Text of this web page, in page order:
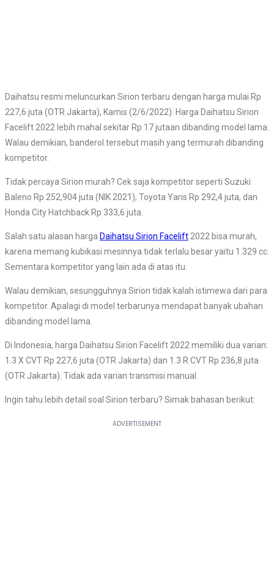
Daihatsu resmi meluncurkan Sirion terbaru dengan harga mulai Rp
227,6 juta (OTR Jakarta), Kamis (2/6/2022). Harga Daihatsu Sirion
Facelift 2022 lebih mahal sekitar Rp 17 jutaan dibanding model lama.
Walau demikian, banderol tersebut masih yang termurah dibanding
kompetitor.
Tidak percaya Sirion murah? Cek saja kompetitor seperti Suzuki
Baleno Rp 252,904 juta (NIK 2021), Toyota Yaris Rp 292,4 juta, dan
Honda City Hatchback Rp 333,6 juta.
Salah satu alasan harga Daihatsu Sirion Facelift2022 bisa murah,
karena memang kubikasi mesinnya tidak terlalu besar yaitu 1.329 cc.
Sementara kompetitor yang lain ada di atas itu.
Walau demikian, sesungguhnya Sirion tidak kalah istimewa dari para
kompetitor. Apalagi di model terbarunya mendapat banyak ubahan
dibanding model lama.
Di Indonesia, harga Daihatsu Sirion Facelift 2022 memiliki dua varian:
1.3 X CVT Rp 227,6 juta (OTR Jakarta) dan 1.3 R CVT Rp 236,8 juta
(OTR Jakarta). Tidak ada varian transmisi manual.
Ingin tahu lebih detail soal Sirion terbaru? Simak bahasan berikut: